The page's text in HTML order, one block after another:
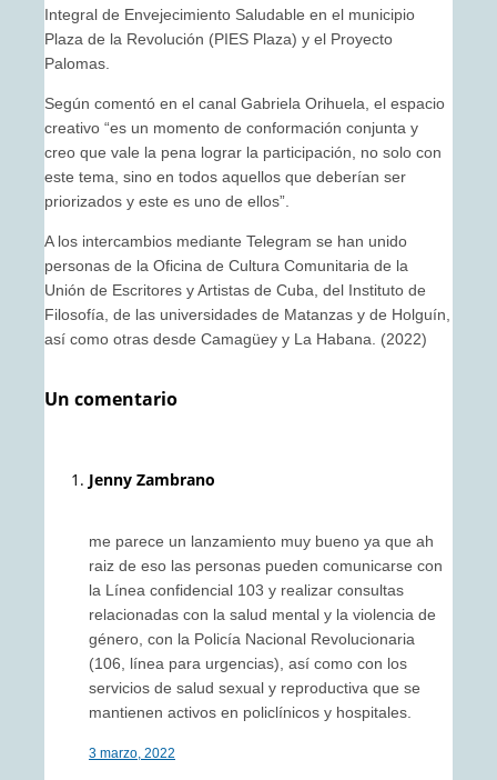
Integral de Envejecimiento Saludable en el municipio
Plaza de la Revolución (PIES Plaza) y el Proyecto
Palomas.
Según comentó en el canal Gabriela Orihuela, el espacio
creativo “es un momento de conformación conjunta y
creo que vale la pena lograr la participación, no solo con
este tema, sino en todos aquellos que deberían ser
priorizados y este es uno de ellos”.
A los intercambios mediante Telegram se han unido
personas de la Oficina de Cultura Comunitaria de la
Unión de Escritores y Artistas de Cuba, del Instituto de
Filosofía, de las universidades de Matanzas y de Holguín,
así como otras desde Camagüey y La Habana. (2022)
Un comentario
Jenny Zambrano
me parece un lanzamiento muy bueno ya que ah
raiz de eso las personas pueden comunicarse con
la Línea confidencial 103 y realizar consultas
relacionadas con la salud mental y la violencia de
género, con la Policía Nacional Revolucionaria
(106, línea para urgencias), así como con los
servicios de salud sexual y reproductiva que se
mantienen activos en policlínicos y hospitales.
3 marzo, 2022